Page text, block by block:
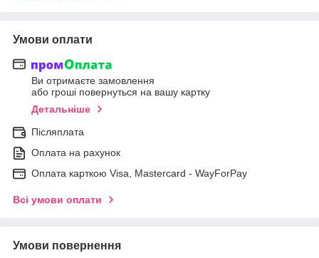
Умови оплати
Ви отримаєте замовлення
або гроші повернуться на вашу картку
Детальніше
Післяплата
Оплата на рахунок
Оплата карткою Visa, Mastercard - WayForPay
Всі умови оплати
Умови повернення